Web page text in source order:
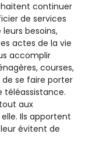
continuer
de services
besoins,
actes de la vie
accomplir
courses,
se faire porter
téléassistance.
aux
Ils apportent
évitent de